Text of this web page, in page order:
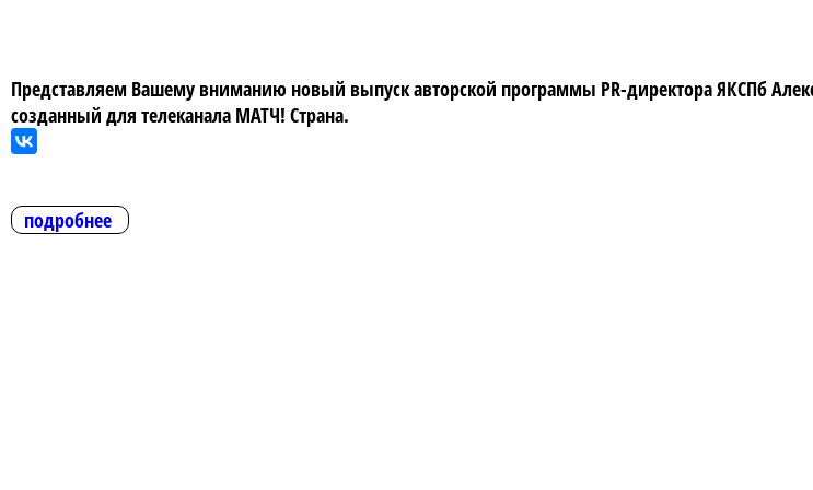
Представляем Вашему вниманию новый выпуск авторской программы PR-директора ЯКСПб
созданный для телеканала МАТЧ! Страна.
подробнее